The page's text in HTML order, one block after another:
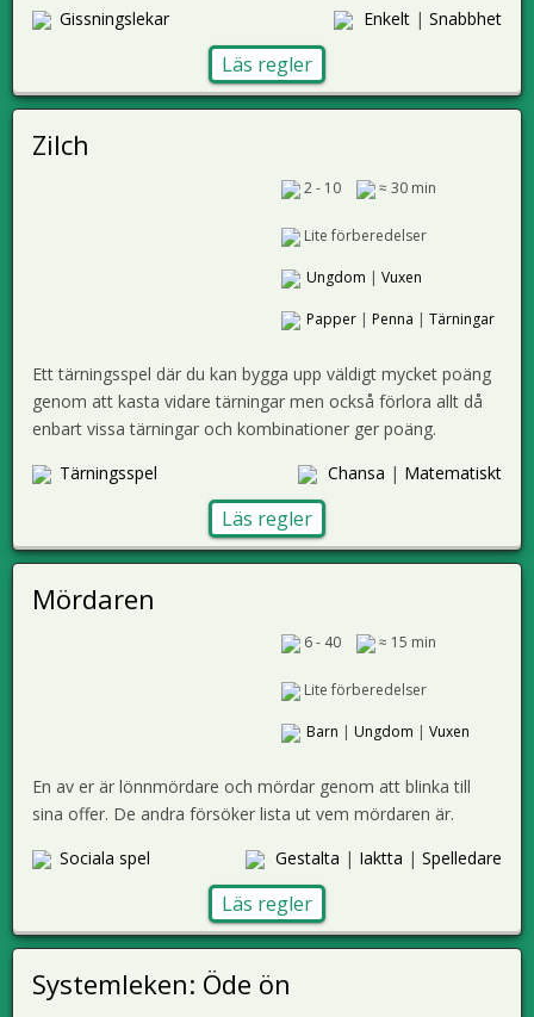
Gissningslekar
Enkelt | Snabbhet
Läs regler
Zilch
2 - 10 ≈ 30 min
Lite förberedelser
Ungdom | Vuxen
Papper| Penna | Tärningar
Ett tärningsspel där du kan bygga upp väldigt mycket poäng
genom att kasta vidare tärningar men också förlora allt då
enbart vissa tärningar och kombinationer ger poäng.
Tärningsspel
Chansa | Matematiskt
Läs regler
Mördaren
6 - 40 ≈ 15 min
Lite förberedelser
Barn | Ungdom | Vuxen
En av er är lönnmördare och mördar genom att blinka till
sina offer. De andra försöker lista ut vem mördaren är.
Sociala spel
Gestalta | Iaktta | Spelledare
Läs regler
Systemleken: Öde ön